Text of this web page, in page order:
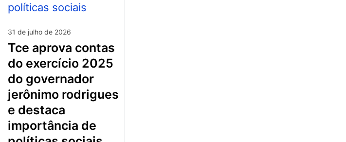
31 de julho de 2026
tce aprova contas
do exercício 2025
do governador
jerônimo rodrigues
e destaca
importância de